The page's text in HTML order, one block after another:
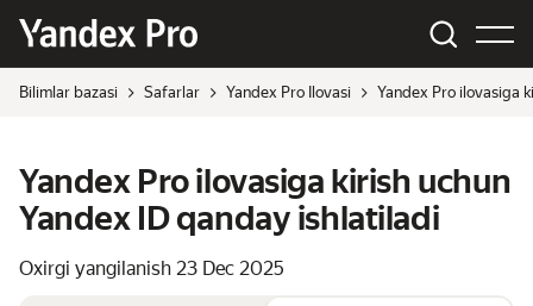
Bilimlar bazasi Safarlar Yandex Pro Ilovasi Yandex Pro ilovasiga
Yandex Pro ilovasiga kirish uchun
Yandex ID qanday ishlatiladi
Oxirgi yangilanish 23 Dec 2025